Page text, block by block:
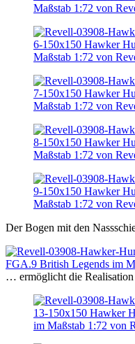
Der Bogen mit den
… ermöglicht die